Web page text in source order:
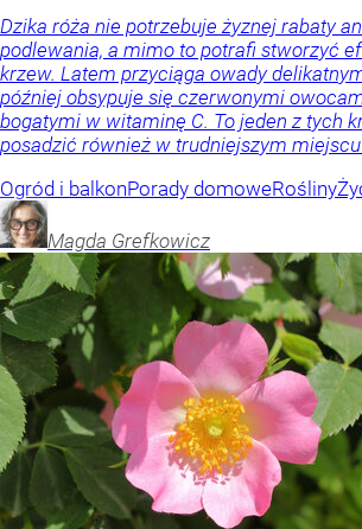
Dzika róża nie potrzebuje żyznej rabaty
podlewania, a mimo to potrafi stworzyć
krzew. Latem przyciąga owady
później obsypuje się czerwonymi
bogatymi w witaminę C. To jeden z tych
posadzić również w trudniejszym
Ogród i balkonPorady domoweRośliny
Magda Grefkowicz